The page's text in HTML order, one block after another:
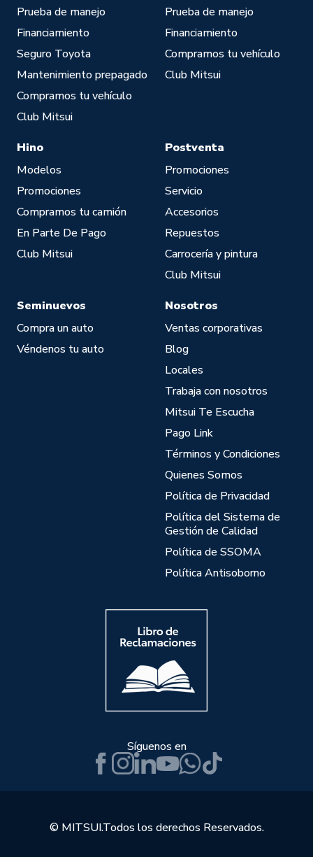
Prueba de manejo
Financiamiento
Seguro Toyota
Mantenimiento prepagado
Compramos tu vehículo
Club Mitsui
Prueba de manejo
Financiamiento
Compramos tu vehículo
Club Mitsui
Hino
Modelos
Promociones
Compramos tu camión
En Parte De Pago
Club Mitsui
Postventa
Promociones
Servicio
Accesorios
Repuestos
Carrocería y pintura
Club Mitsui
Seminuevos
Compra un auto
Véndenos tu auto
Nosotros
Ventas corporativas
Blog
Locales
Trabaja con nosotros
Mitsui Te Escucha
Pago Link
Términos y Condiciones
Quienes Somos
Política de Privacidad
Política del Sistema de
Gestión de Calidad
Política de SSOMA
Política Antisoborno
Síguenos en
© MITSUI.Todos los derechos Reservados.